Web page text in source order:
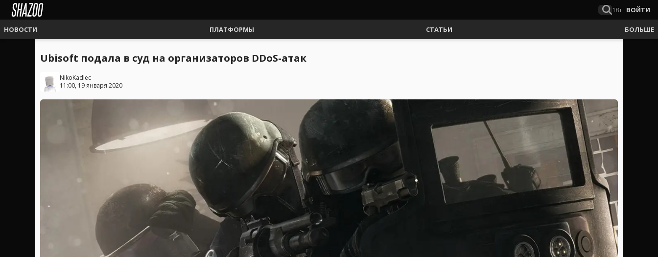
18+ ВОЙТИ
НОВОСТИ ПЛАТФОРМЫ СТАТЬИ БОЛЬШЕ
Ubisoft подала в суд на организаторов DDoS-атак
NikoKadlec
11:00, 19 января 2020